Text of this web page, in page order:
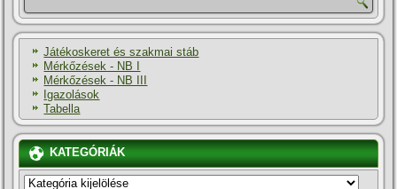
Játékoskeret és szakmai stáb
Mérkőzések - NB I
Mérkőzések - NB III
Igazolások
Tabella
KATEGÓRIÁK
KATEGÓRIÁK